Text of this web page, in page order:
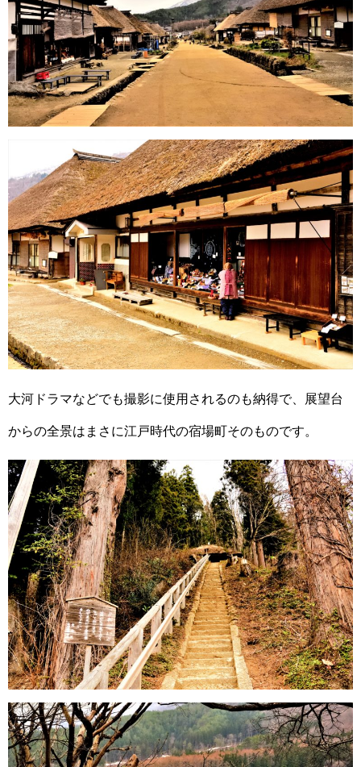
大河ドラマなどでも撮影に使用されるのも納得で、展望台
からの全景はまさに江戸時代の宿場町そのものです。